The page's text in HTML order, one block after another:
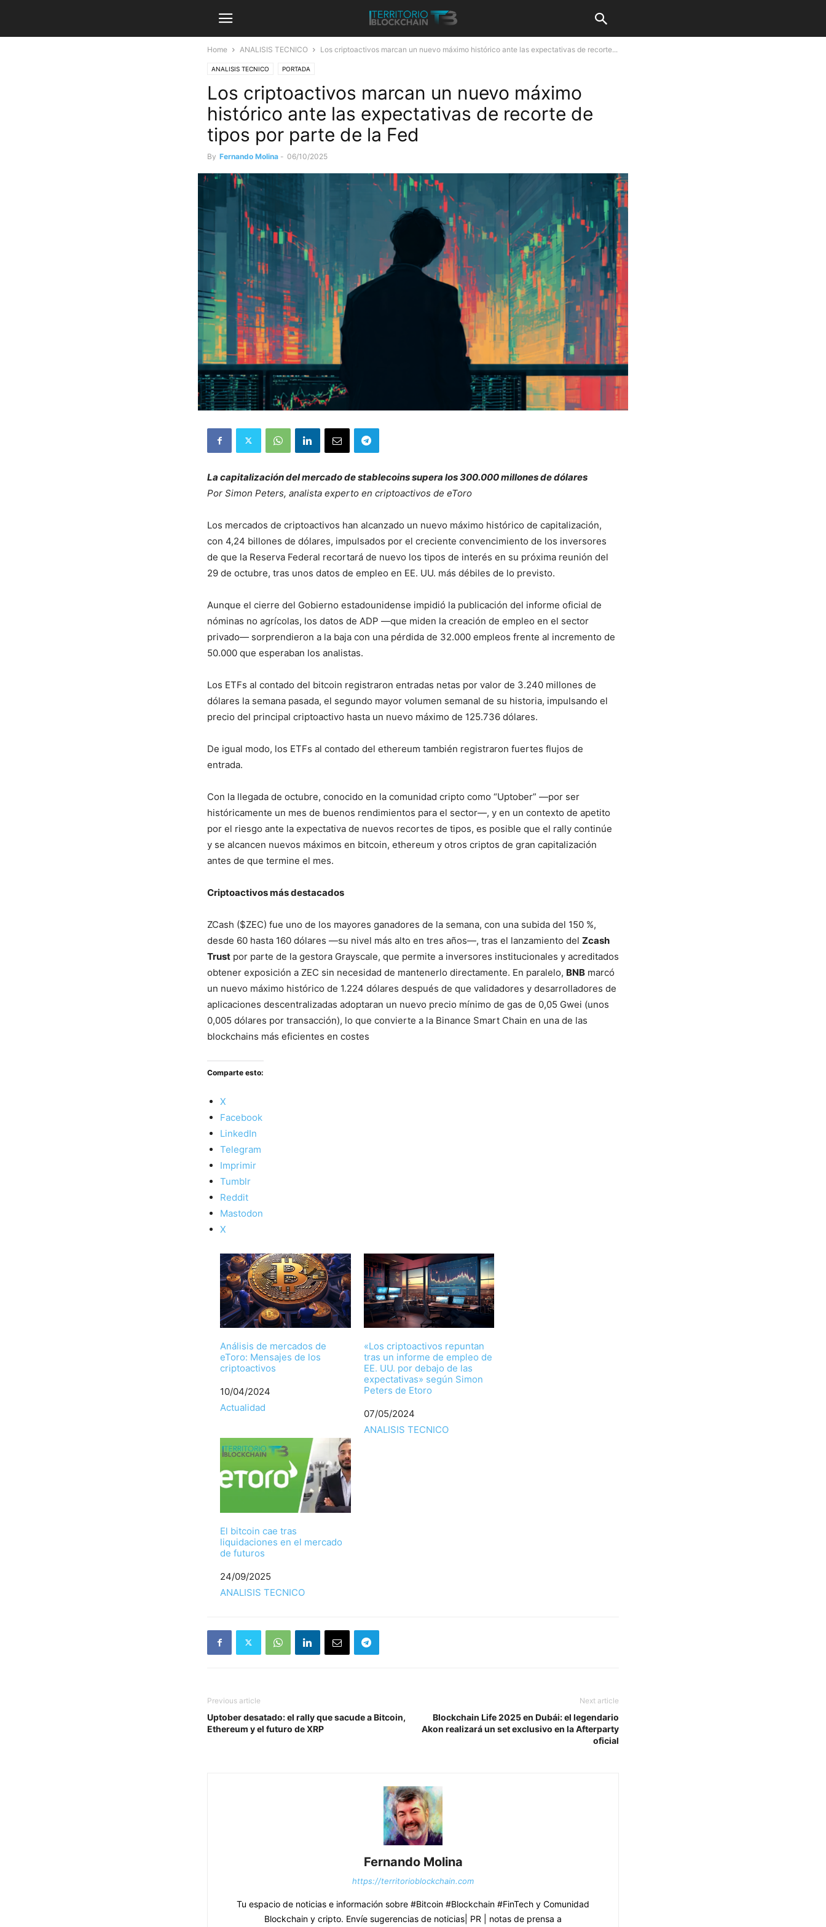
Home ANALISIS TECNICO Los criptoactivos marcan un nuevo máximo histórico ante las expectativas de recorte...
ANALISIS TECNICO PORTADA
Los criptoactivos marcan un nuevo máximo
histórico ante las expectativas de recorte de
tipos por parte de la Fed
By Fernando Molina - 06/10/2025
La capitalización del mercado de stablecoins supera los 300.000 millones de dólares
Por Simon Peters, analista experto en criptoactivos de eToro
Los mercados de criptoactivos han alcanzado un nuevo máximo histórico de capitalización,
con 4,24 billones de dólares, impulsados por el creciente convencimiento de los inversores
de que la Reserva Federal recortará de nuevo los tipos de interés en su próxima reunión del
29 de octubre, tras unos datos de empleo en EE. UU. más débiles de lo previsto.
Aunque el cierre del Gobierno estadounidense impidió la publicación del informe oficial de
nóminas no agrícolas, los datos de ADP —que miden la creación de empleo en el sector
privado— sorprendieron a la baja con una pérdida de 32.000 empleos frente al incremento de
50.000 que esperaban los analistas.
Los ETFs al contado del bitcoin registraron entradas netas por valor de 3.240 millones de
dólares la semana pasada, el segundo mayor volumen semanal de su historia, impulsando el
precio del principal criptoactivo hasta un nuevo máximo de 125.736 dólares.
De igual modo, los ETFs al contado del ethereum también registraron fuertes flujos de
entrada.
Con la llegada de octubre, conocido en la comunidad cripto como “Uptober” —por ser
históricamente un mes de buenos rendimientos para el sector—, y en un contexto de apetito
por el riesgo ante la expectativa de nuevos recortes de tipos, es posible que el rally continúe
y se alcancen nuevos máximos en bitcoin, ethereum y otros criptos de gran capitalización
antes de que termine el mes.
Criptoactivos más destacados
ZCash ($ZEC) fue uno de los mayores ganadores de la semana, con una subida del 150 %,
desde 60 hasta 160 dólares —su nivel más alto en tres años—, tras el lanzamiento del Zcash
Trust por parte de la gestora Grayscale, que permite a inversores institucionales y acreditados
obtener exposición a ZEC sin necesidad de mantenerlo directamente. En paralelo, BNB marcó
un nuevo máximo histórico de 1.224 dólares después de que validadores y desarrolladores de
aplicaciones descentralizadas adoptaran un nuevo precio mínimo de gas de 0,05 Gwei (unos
0,005 dólares por transacción), lo que convierte a la Binance Smart Chain en una de las
blockchains más eficientes en costes
Comparte esto:
X
Facebook
LinkedIn
Telegram
Imprimir
Tumblr
Reddit
Mastodon
X
Análisis de mercados de
eToro: Mensajes de los
criptoactivos
Fecha
10/04/2024
Respecto a
Actualidad
«Los criptoactivos repuntan
tras un informe de empleo de
EE. UU. por debajo de las
expectativas» según Simon
Peters de Etoro
Fecha
07/05/2024
Respecto a
ANALISIS TECNICO
El bitcoin cae tras
liquidaciones en el mercado
de futuros
Fecha
24/09/2025
Respecto a
ANALISIS TECNICO
Previous article
Uptober desatado: el rally que sacude a Bitcoin,
Ethereum y el futuro de XRP
Next article
Blockchain Life 2025 en Dubái: el legendario
Akon realizará un set exclusivo en la Afterparty
oficial
Fernando Molina
https://territorioblockchain.com
Tu espacio de noticias e información sobre #Bitcoin #Blockchain #FinTech y Comunidad
Blockchain y cripto. Envíe sugerencias de noticias| PR | notas de prensa a